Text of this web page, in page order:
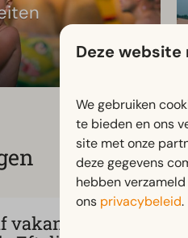
vakantiepark
Deze
We gebruiken
te bieden en ons
site met onze
deze gegevens
hebben
ons privacybeleid.